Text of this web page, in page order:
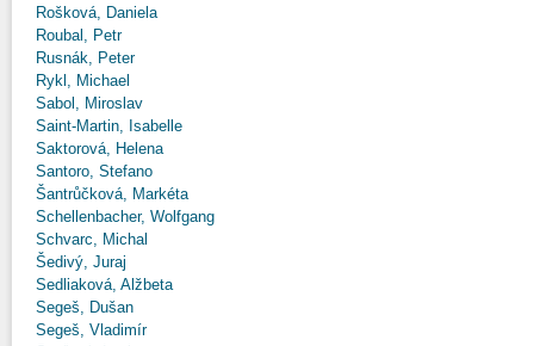
Rošková, Daniela
Roubal, Petr
Rusnák, Peter
Rykl, Michael
Sabol, Miroslav
Saint-Martin, Isabelle
Saktorová, Helena
Santoro, Stefano
Šantrůčková, Markéta
Schellenbacher, Wolfgang
Schvarc, Michal
Šedivý, Juraj
Sedliaková, Alžbeta
Segeš, Dušan
Segeš, Vladimír